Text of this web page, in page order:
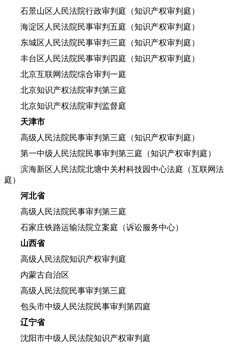
石景山区人民法院行政审判庭（知识产权审判庭）
海淀区人民法院民事审判五庭（知识产权审判庭）
东城区人民法院民事审判三庭（知识产权审判庭）
丰台区人民法院民事审判四庭（知识产权审判庭）
北京互联网法院综合审判一庭
北京知识产权法院审判第三庭
北京知识产权法院审判监督庭
天津市
高级人民法院民事审判第三庭（知识产权审判庭）
第一中级人民法院民事审判第三庭（知识产权审判庭）
滨海新区人民法院北塘中关村科技园中心法庭（互联网法
庭）
河北省
高级人民法院民事审判第三庭
石家庄铁路运输法院立案庭（诉讼服务中心）
山西省
高级人民法院知识产权审判庭
内蒙古自治区
高级人民法院民事审判第三庭
包头市中级人民法院民事审判第四庭
辽宁省
沈阳市中级人民法院知识产权审判庭